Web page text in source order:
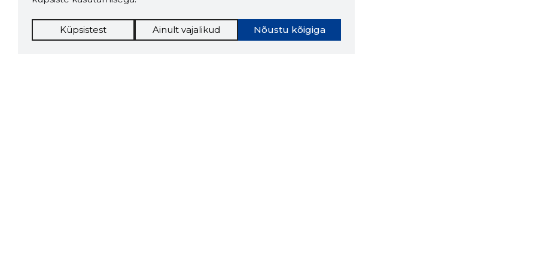
Nõustu kõigiga
Küpsistest Ainult vajalikud